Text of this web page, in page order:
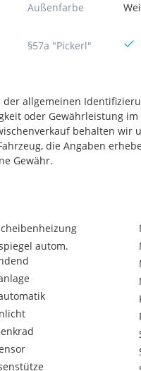
Außenfarbe
§57a "Pickerl"
allgemeinen
oder Gewährleistung
behalten wir
die Angaben
Gewähr.
autom.